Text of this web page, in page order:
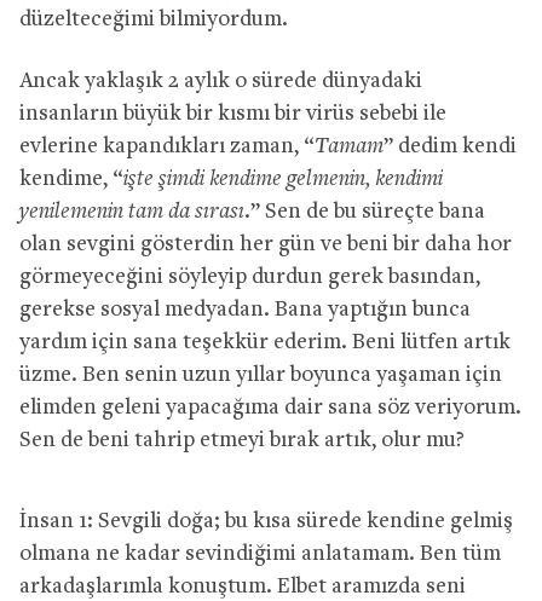
düzelteceğimi bilmiyordum.
Ancak yaklaşık 2 aylık o sürede dünyadaki
insanların büyük bir kısmı bir virüs sebebi ile
evlerine kapandıkları zaman, “Tamam” dedim kendi
kendime, “işte şimdi kendime gelmenin, kendimi
yenilemenin tam da sırası.” Sen de bu süreçte bana
olan sevgini gösterdin her gün ve beni bir daha hor
görmeyeceğini söyleyip durdun gerek basından,
gerekse sosyal medyadan. Bana yaptığın bunca
yardım için sana teşekkür ederim. Beni lütfen artık
üzme. Ben senin uzun yıllar boyunca yaşaman için
elimden geleni yapacağıma dair sana söz veriyorum.
Sen de beni tahrip etmeyi bırak artık, olur mu?
İnsan 1: Sevgili doğa; bu kısa sürede kendine gelmiş
olmana ne kadar sevindiğimi anlatamam. Ben tüm
arkadaşlarımla konuştum. Elbet aramızda seni